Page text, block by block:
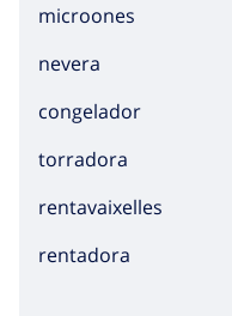
microones
nevera
congelador
torradora
rentavaixelles
rentadora